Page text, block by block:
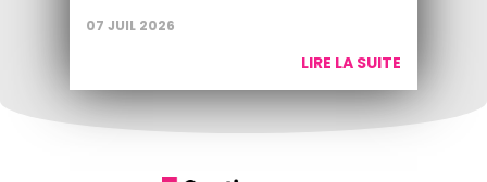
07 JUIL 2026
LIRE LA SUITE